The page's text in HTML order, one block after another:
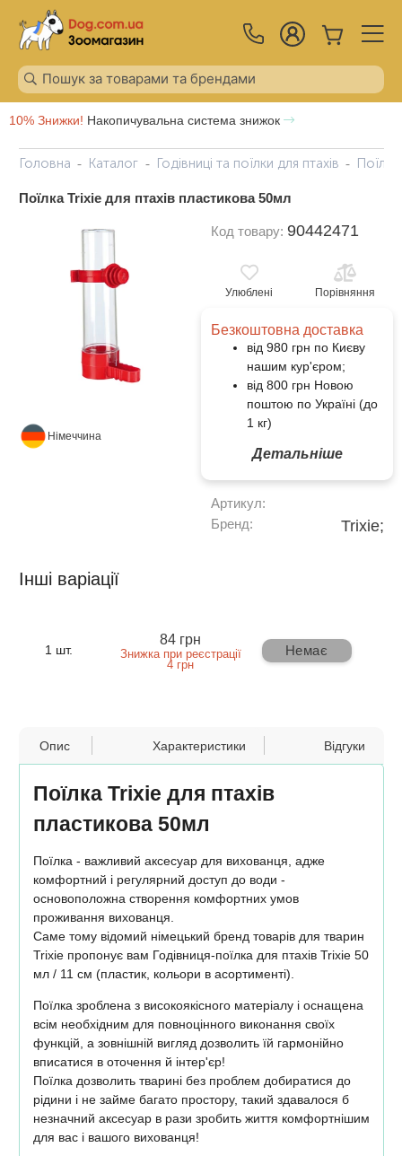
10% Знижки! Накопичувальна система знижок
Головна Каталог Годівниці та поїлки для птахів
Поїлка Trixie для птахів пластикова 50мл
Німеччина
Код товару: 90442471
Улюблені Порівняння
Безкоштовна доставка
від 980 грн по Києву
нашим кур'єром;
від 800 грн Новою
поштою по Україні (до
1 кг)
Детальніше
Артикул:
Бренд:
Trixie;
Інші варіації
1 шт.
84 грн
Знижка при реєстрації
4 грн
Немає
Опис Характеристики Відгуки
Поїлка Trixie для птахів
пластикова 50мл
Поїлка - важливий аксесуар для вихованця, адже
комфортний і регулярний доступ до води -
основоположна створення комфортних умов
проживання вихованця.
Саме тому відомий німецький бренд товарів для тварин
Trixie пропонує вам Годівниця-поїлка для птахів Trixie 50
мл / 11 см (пластик, кольори в асортименті).
Поїлка зроблена з високоякісного матеріалу і оснащена
всім необхідним для повноцінного виконання своїх
функцій, а зовнішній вигляд дозволить їй гармонійно
вписатися в оточення й інтер'єр!
Поїлка дозволить тварині без проблем добиратися до
рідини і не займе багато простору, такий здавалося б
незначний аксесуар в рази зробить життя комфортнішим
для вас і вашого вихованця!